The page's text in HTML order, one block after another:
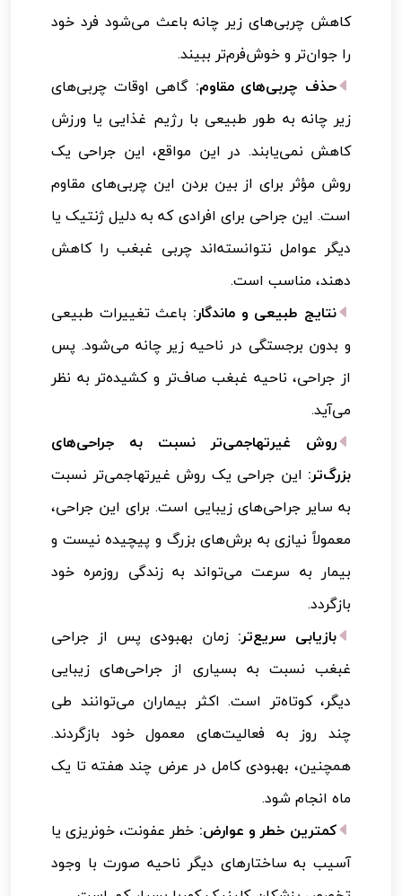
کاهش چربی‌های زیر چانه باعث می‌شود فرد خود
را جوان‌تر و خوش‌فرم‌تر ببیند.
حذف چربی‌های مقاوم: گاهی اوقات چربی‌های
زیر چانه به طور طبیعی با رژیم غذایی یا ورزش
کاهش نمی‌یابند. در این مواقع، این جراحی یک
روش مؤثر برای از بین بردن این چربی‌های مقاوم
است. این جراحی برای افرادی که به دلیل ژنتیک یا
دیگر عوامل نتوانسته‌اند چربی غبغب را کاهش
دهند، مناسب است.
نتایج طبیعی و ماندگار: باعث تغییرات طبیعی
و بدون برجستگی در ناحیه زیر چانه می‌شود. پس
از جراحی، ناحیه غبغب صاف‌تر و کشیده‌تر به نظر
می‌آید.
روش غیرتهاجمی‌تر نسبت به جراحی‌های
بزرگ‌تر: این جراحی یک روش غیرتهاجمی‌تر نسبت
به سایر جراحی‌های زیبایی است. برای این جراحی،
معمولاً نیازی به برش‌های بزرگ و پیچیده نیست و
بیمار به سرعت می‌تواند به زندگی روزمره خود
بازگردد.
بازیابی سریع‌تر: زمان بهبودی پس از جراحی
غبغب نسبت به بسیاری از جراحی‌های زیبایی
دیگر، کوتاه‌تر است. اکثر بیماران می‌توانند طی
چند روز به فعالیت‌های معمول خود بازگردند.
همچنین، بهبودی کامل در عرض چند هفته تا یک
ماه انجام شود.
کمترین خطر و عوارض: خطر عفونت، خونریزی یا
آسیب به ساختارهای دیگر ناحیه صورت با وجود